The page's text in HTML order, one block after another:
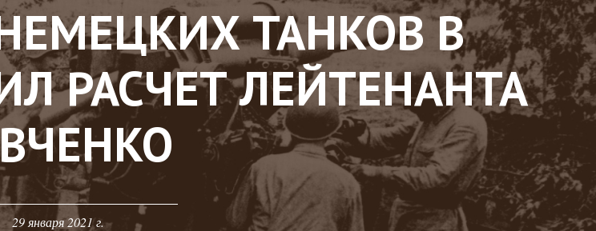
ТАНКОВ В
РАСЧЕТ ЛЕЙТЕНАНТА
29 января 2021 г.